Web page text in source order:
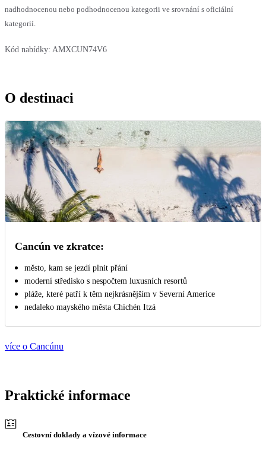
nadhodnocenou nebo podhodnocenou kategorii ve srovnání s oficiální
kategorií.
Kód nabídky: AMXCUN74V6
O destinaci
Cancún ve zkratce:
město, kam se jezdí plnit přání
moderní středisko s nespočtem luxusních resortů
pláže, které patří k těm nejkrásnějším v Severní Americe
nedaleko mayského města Chichén Itzá
více o Cancúnu
Praktické informace
Cestovní doklady a vízové informace